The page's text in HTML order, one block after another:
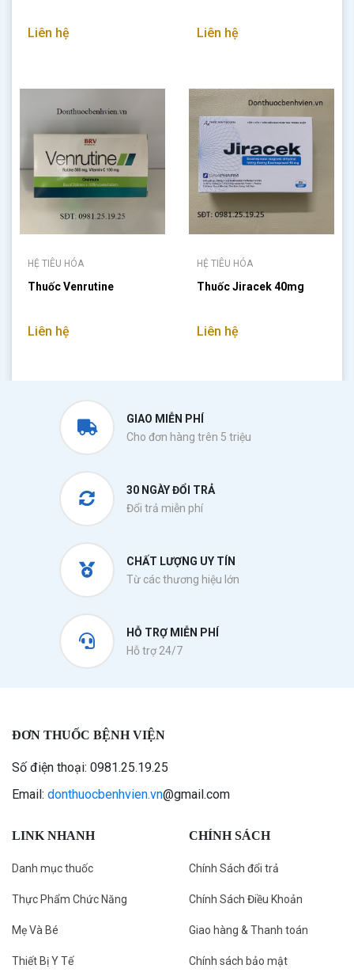
Liên hệ Liên hệ
HỆ TIÊU HÓA
Thuốc Venrutine
Liên hệ
HỆ TIÊU HÓA
Thuốc Jiracek 40mg
Liên hệ
GIAO MIỄN PHÍ
Cho đơn hàng trên 5 triệu
30 NGÀY ĐỔI TRẢ
Đổi trả miễn phí
CHẤT LƯỢNG UY TÍN
Từ các thương hiệu lớn
HỖ TRỢ MIỄN PHÍ
Hỗ trợ 24/7
ĐƠN THUỐC BỆNH VIỆN
Số điện thoại: 0981.25.19.25
Email: donthuocbenhvien.vn@gmail.com
LINK NHANH
Danh mục thuốc
Thực Phẩm Chức Năng
Mẹ Và Bé
Thiết Bị Y Tế
CHÍNH SÁCH
Chính Sách đổi trả
Chính Sách Điều Khoản
Giao hàng & Thanh toán
Chính sách bảo mật